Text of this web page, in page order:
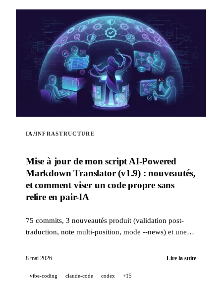
IA /INFRASTRUCTURE
Mise à jour de mon script AI-Powered
Markdown Translator (v1.9) : nouveautés,
et comment viser un code propre sans
relire en pair-IA
75 commits, 3 nouveautés produit (validation post-
traduction, note multi-position, mode --news) et une
PR assistée IA) pour viser un code propre quand un
8 mai 2026 Lire la suite
vibe-coding claude-code codex +15